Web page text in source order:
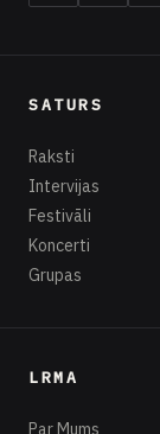
SATURS
Raksti
Intervijas
Festivāli
Koncerti
Grupas
LRMA
Par Mums